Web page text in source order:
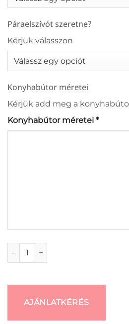
Páraelszívót szeretne?
Kérjük válasszon
Konyhabútor méretei
Kérjük add meg a
Konyhabútor méretei *
Pescana konyhabútor mennyiség
AJÁNLATKÉRÉS